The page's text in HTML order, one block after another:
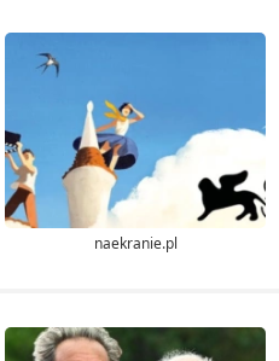
naekranie.pl